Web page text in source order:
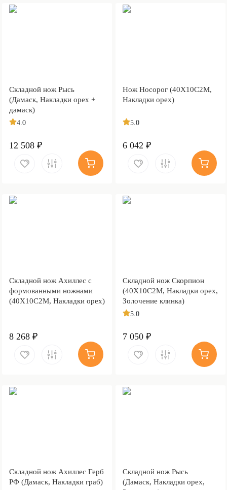
Складной нож Рысь
(Дамаск, Накладки орех +
дамаск)
4.0
12 508 ₽
Нож Носорог (40Х10С2М,
Накладки орех)
5.0
6 042 ₽
Складной нож Ахиллес с
формованными ножнами
(40Х10С2М, Накладки орех)
8 268 ₽
Складной нож Скорпион
(40Х10С2М, Накладки орех,
Золочение клинка)
5.0
7 050 ₽
Складной нож Ахиллес Герб
РФ (Дамаск, Накладки граб)
Складной нож Рысь
(Дамаск, Накладки орех,